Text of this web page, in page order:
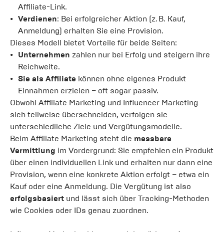
Affiliate-Link.
Verdienen: Bei erfolgreicher Aktion (z. B. Kauf,
Anmeldung) erhalten Sie eine Provision.
Dieses Modell bietet Vorteile für beide Seiten:
Unternehmen zahlen nur bei Erfolg und steigern ihre
Reichweite.
Sie als Affiliate können ohne eigenes Produkt
Einnahmen erzielen – oft sogar passiv.
Obwohl Affiliate Marketing und Influencer Marketing
sich teilweise überschneiden, verfolgen sie
unterschiedliche Ziele und Vergütungsmodelle.
Beim Affiliate Marketing steht die messbare
Vermittlung im Vordergrund: Sie empfehlen ein Produkt
über einen individuellen Link und erhalten nur dann eine
Provision, wenn eine konkrete Aktion erfolgt – etwa ein
Kauf oder eine Anmeldung. Die Vergütung ist also
erfolgsbasiert und lässt sich über Tracking-Methoden
wie Cookies oder IDs genau zuordnen.